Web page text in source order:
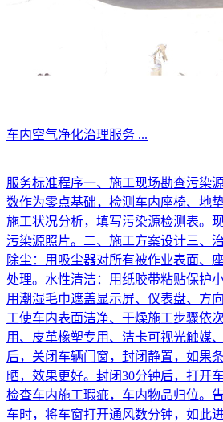
车内空气净化治理服务 ...
服务标准程序一、施工现场勘查污染
数作为零点基础，检测车内座椅、地
施工状况分析，填写污染源检测表。
污染源照片。二、施工方案设计三、
除尘：用吸尘器对所有被作业表面、
处理。水性清洁：用纸胶带粘贴保护
用潮湿毛巾遮盖显示屏、仪表盘、方
工使车内表面洁净、干燥施工步骤依
用、皮革橡塑专用、洁卡可视光触媒
后，关闭车辆门窗，封闭静置，如果
晒，效果更好。封闭30分钟后，打开
检查车内施工瑕疵，车内物品归位。
车时，将车窗打开通风数分钟，如此